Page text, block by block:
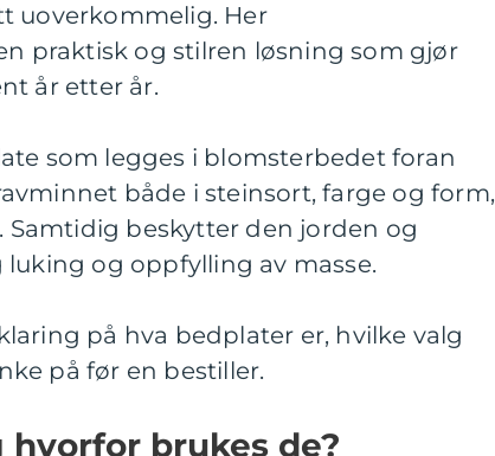
uoverkommelig. Her
praktisk og stilren løsning som gjør
år etter år.
som legges i blomsterbedet foran
både i steinsort, farge og form,
beskytter den jorden og
og oppfylling av masse.
på hva bedplater er, hvilke valg
på før en bestiller.
hvorfor brukes de?